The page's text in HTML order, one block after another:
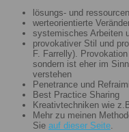
lösungs- und
werteorientierte
systemisches Arbeiten
provokativer Stil und
F. Farrelly).
sondern ist eher im
verstehen
Penetrance und
Best Practice Sharing
Kreativtechniken wie
Mehr zu meinen
Sie auf dieser Seite.